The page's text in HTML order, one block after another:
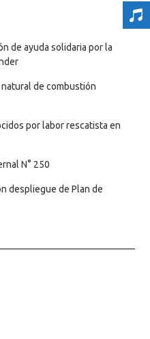
de ayuda solidaria por la
de combustión
por labor rescatista en
N° 250
despliegue de Plan de